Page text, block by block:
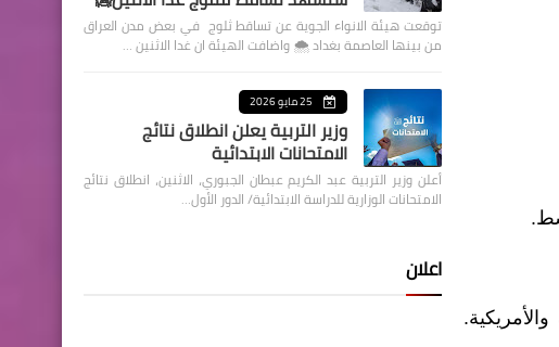
توقعت هيئة الانواء الجوية عن تساقط ثلوج في بعض مدن العراق
من بينها العاصمة بغداد ⁦🌨️⁩ واضافت الهيئة ان غدا الاثنين …
25 مايو 2026
وزير التربية يعلن انطلاق نتائج
الامتحانات الابتدائية
أعلن وزير التربية عبد الكريم عبطان الجبوري، الاثنين، انطلاق نتائج
الامتحانات الوزارية للدراسة الابتدائية/ الدور الأول…
اعلان